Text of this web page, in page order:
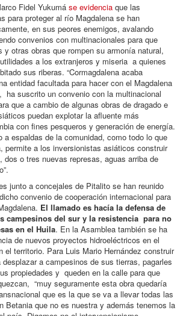
Fidel Yukumá se evidencia que las
para proteger al río Magdalena se han
en sus peores enemigos, avalando
convenios con multinacionales para que
y otras obras que rompen su armonía natural,
a los extranjeros y miseria a quienes
sus riberas. “Cormagdalena acaba
entidad facultada para hacer con el Magdalena
ha suscrito un convenio con la multinacional
que a cambio de algunas obras de dragado e
puedan explotar la afluente más
con fines pesqueros y generación de energía.
a espaldas de la comunidad, como todo lo que
permite a los inversionistas asiáticos construir
dos o tres nuevas represas, aguas arriba de
junto a concejales de Pitalito se han reunido
convenio de cooperación internacional para
El llamado es hacía la defensa de
campesinos del sur y la resistencia para no
en el Huila. En la Asamblea también se ha
de nuevos proyectos hidroeléctricos en el
el territorio. Para Luis Mario Hernández construir
a campesinos de sus tierras, pagarles
propiedades y queden en la calle para que
“muy seguramente esta obra quedaría
que es la que se va a llevar todas las
Betania que no es nuestra y además tenemos la